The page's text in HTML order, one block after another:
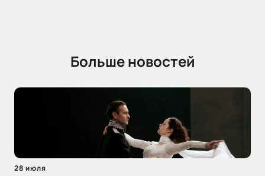
Больше новостей
28 июля